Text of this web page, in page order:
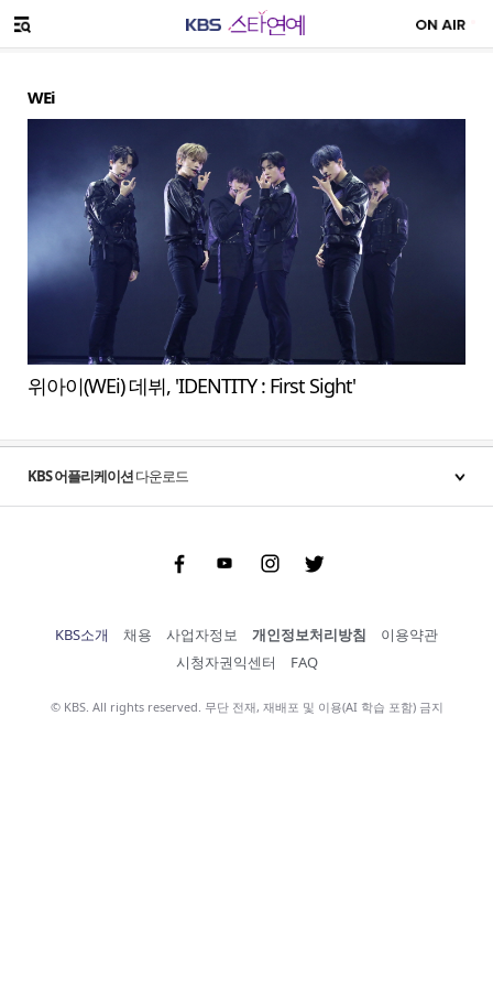
메뉴 열기
WEi
위아이(WEi) 데뷔, 'IDENTITY : First Sight'
KBS 어플리케이션다운로드
FacebookYoutubeInstgram Twitter
KBS소개 채용 사업자정보 개인정보처리방침
이용약관
시청자권익센터
FAQ
© KBS. All rights reserved. 무단 전재, 재배포 및 이용(AI 학습 포함) 금지